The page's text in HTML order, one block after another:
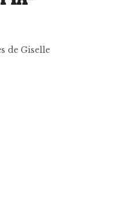
de Giselle